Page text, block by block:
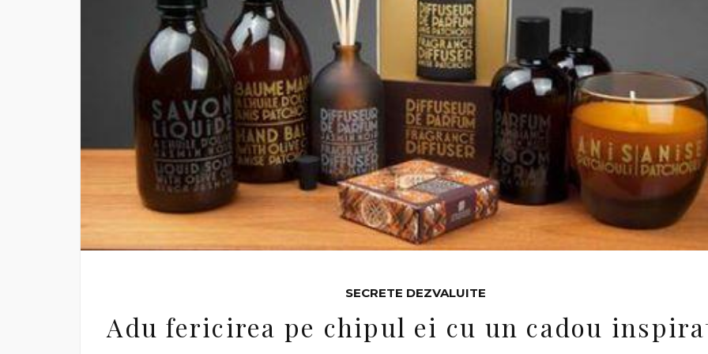
SECRETE DEZVALUITE
Adu fericirea pe chipul ei cu un cadou